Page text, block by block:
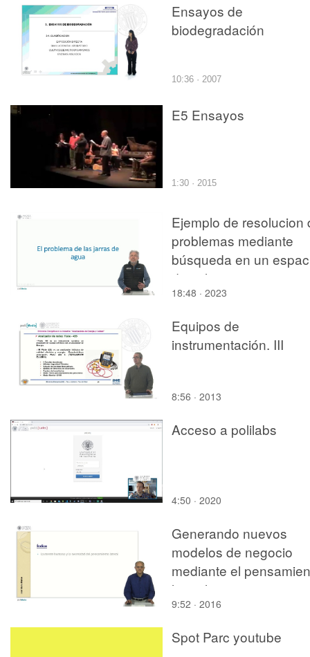
Ensayos de
biodegradación
10:36 · 2007
E5 Ensayos
1:30 · 2015
Ejemplo de resolucion
problemas mediante
búsqueda en un
de soluciones
18:48 · 2023
Equipos de
instrumentación. III
8:56 · 2013
Acceso a polilabs
4:50 · 2020
Generando nuevos
modelos de negocio
mediante el
lateral
9:52 · 2016
Spot Parc youtube